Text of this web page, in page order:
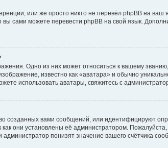
или же просто никто не перевёл phpBB на
вы сами можете перевести phpBB на свой язык.
Одно из них может относиться к вашему
известно как «аватара» и обычно
использовать аватары, свяжитесь с
созданных вами сообщений, или идентифицируют
они установлены её администратором.
понизят значение вашего счётчика